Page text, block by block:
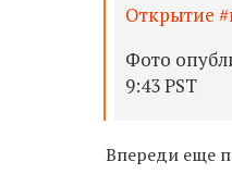
Открытие
Фото
9:43 PST
Впереди еще